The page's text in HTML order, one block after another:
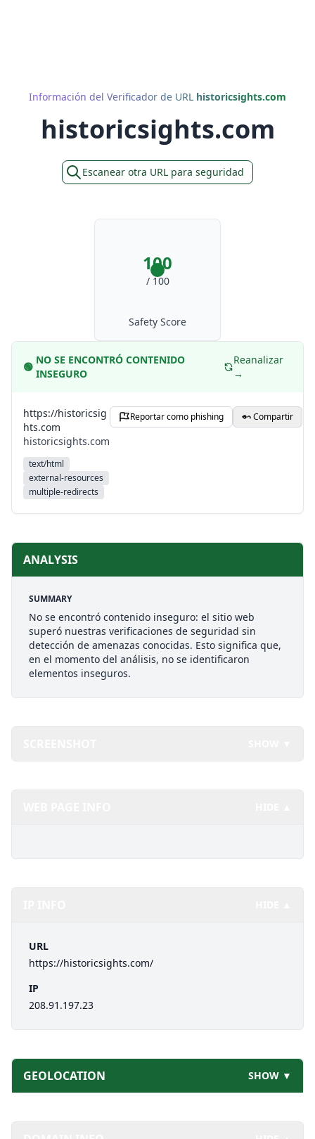
Información del Verificador de URL historicsights.com
historicsights.com
Escanear otra URL para seguridad
100
/ 100
Safety Score
🟢
NO SE ENCONTRÓ CONTENIDO
INSEGURO
Reanalizar
→
https://historicsig
hts.com
historicsights.com
text/html
external-resources
multiple-redirects
Reportar como phishing Compartir
ANALYSIS
SUMMARY
No se encontró contenido inseguro: el sitio web
superó nuestras verificaciones de seguridad sin
detección de amenazas conocidas. Esto significa que,
en el momento del análisis, no se identificaron
elementos inseguros.
URL
https://historicsights.com/
IP
208.91.197.23
GEOLOCATION SHOW ▼